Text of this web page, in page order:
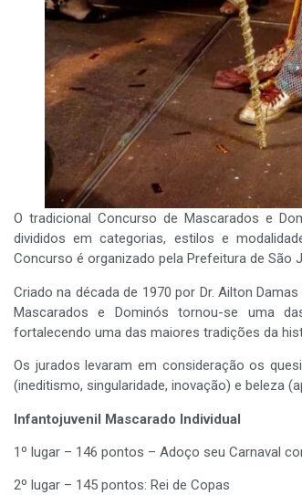
O tradicional Concurso de Mascarados e
divididos em categorias, estilos e
Concurso é organizado pela Prefeitura de São
Criado na década de 1970 por Dr. Ailton
Mascarados e Dominós tornou-se uma
fortalecendo uma das maiores tradições da
Os jurados levaram em consideração os
(ineditismo, singularidade, inovação) e beleza
Infantojuvenil Mascarado Individual
1º lugar – 146 pontos – Adoço seu Carnaval
2º lugar – 145 pontos: Rei de Copas